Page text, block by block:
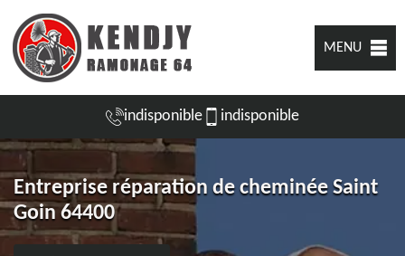
MENU
indisponible indisponible
Entreprise réparation de cheminée Saint
Goin 64400